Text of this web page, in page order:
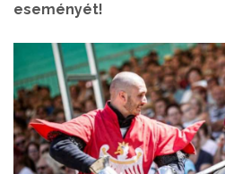
eseményét!